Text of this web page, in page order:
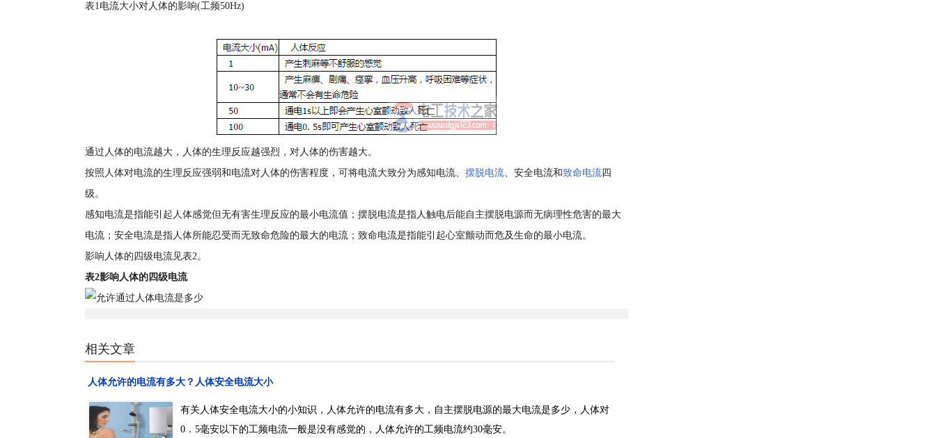
表1电流大小对人体的影响(工频50Hz)
通过人体的电流越大，人体的生理反应越强烈，对人体的伤害越大。
按照人体对电流的生理反应强弱和电流对人体的伤害程度，可将电流大致分为感知电流、 摆脱电流、安全电流和致命电流四
级。
感知电流是指能引起人体感觉但无有害生理反应的最小电流值；摆脱电流是指人触电后能自主摆脱电源而无病理性危害的最大
电流；安全电流是指人体所能忍受而无致命危险的最大的电流；致命电流是指能引起心室颤动而危及生命的最小电流。
影响人体的四级电流见表2。
表2影响人体的四级电流
相关文章
人体允许的电流有多大？人体安全电流大小
有关人体安全电流大小的小知识，人体允许的电流有多大，自主摆脱电源的最大电流是多少，人体对
0．5毫安以下的工频电流一般是没有感觉的，人体允许的工频电流约30毫安。